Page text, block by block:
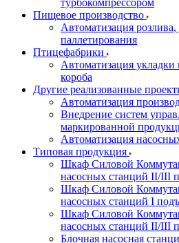
турбокомпрессором
Пищевое производство
Автоматизация
паллетирования
Птицефабрики
Автоматизация укладки
короба
Другие реализованные
Автоматизация
Внедрение систем
маркированной
Автоматизация
Типовая продукция
Шкаф Силовой
насосных станций II/III
Шкаф Силовой
насосных станций I
Шкаф Силовой
насосных станций II/
Блочная насосная